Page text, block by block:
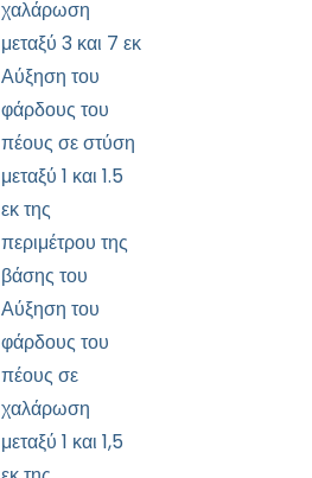
χαλάρωση
μεταξύ 3 και 7 εκ
Αύξηση του
φάρδους του
πέους σε στύση
μεταξύ 1 και 1.5
εκ της
περιμέτρου της
βάσης του
Αύξηση του
φάρδους του
πέους σε
χαλάρωση
μεταξύ 1 και 1,5